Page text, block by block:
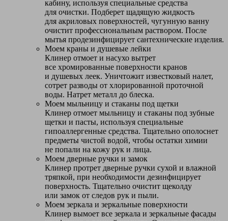
кабину, используя специальные средства
для очистки. Подберет щадящую жидкость
для акриловых поверхностей, чугунную ванну
очистит профессиональным раствором. После
мытья продезинфицирует сантехнические изделия.
Моем краны и душевые лейки
Клинер отмоет и насухо вытрет
все хромированные поверхности кранов
и душевых леек. Уничтожит известковый налет,
сотрет разводы от хлорированной проточной
воды. Натрет металл до блеска.
Моем мыльницу и стаканы под щетки
Клинер отмоет мыльницу и стаканы под зубные
щетки и пасты, используя специальные
гипоаллергенные средства. Тщательно ополоснет
предметы чистой водой, чтобы остатки химии
не попали на кожу рук и лица.
Моем дверные ручки и замок
Клинер протрет дверные ручки сухой и влажной
тряпкой, при необходимости дезинфицирует
поверхность. Тщательно очистит щеколду
или замок от следов рук и пыли.
Моем зеркала и зеркальные поверхности
Клинер вымоет все зеркала и зеркальные фасады